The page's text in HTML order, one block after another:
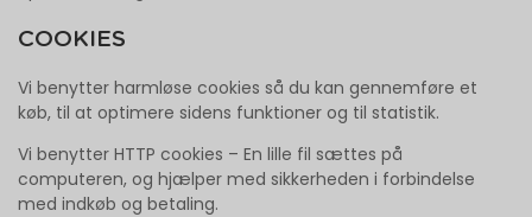
COOKIES
Vi benytter harmløse cookies så du kan gennemføre et
køb, til at optimere sidens funktioner og til statistik.
Vi benytter HTTP cookies – En lille fil sættes på
computeren, og hjælper med sikkerheden i forbindelse
med indkøb og betaling.